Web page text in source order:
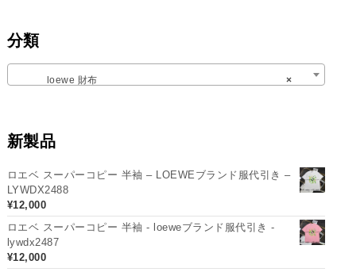
分類
×
loewe 財布
新製品
ロエベ スーパーコピー 半袖 – LOEWEブランド服代引き –
LYWDX2488
¥12,000
ロエベ スーパーコピー 半袖 - loeweブランド服代引き -
lywdx2487
¥12,000